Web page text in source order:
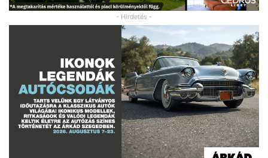
- Hirdetés -